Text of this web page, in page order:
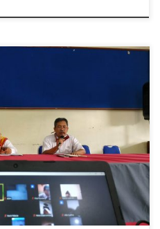
Tahun Pelajaran 2020/2021
adalah Hari Senin Tanggal 13